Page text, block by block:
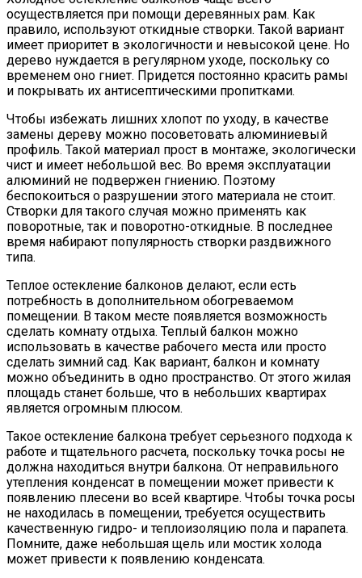
осуществляется при помощи деревянных рам. Как
правило, используют откидные створки. Такой вариант
имеет приоритет в экологичности и невысокой цене. Но
дерево нуждается в регулярном уходе, поскольку со
временем оно гниет. Придется постоянно красить рамы
и покрывать их антисептическими пропитками.
Чтобы избежать лишних хлопот по уходу, в качестве
замены дереву можно посоветовать алюминиевый
профиль. Такой материал прост в монтаже, экологически
чист и имеет небольшой вес. Во время эксплуатации
алюминий не подвержен гниению. Поэтому
беспокоиться о разрушении этого материала не стоит.
Створки для такого случая можно применять как
поворотные, так и поворотно-откидные. В последнее
время набирают популярность створки раздвижного
типа.
Теплое остекление балконов делают, если есть
потребность в дополнительном обогреваемом
помещении. В таком месте появляется возможность
сделать комнату отдыха. Теплый балкон можно
использовать в качестве рабочего места или просто
сделать зимний сад. Как вариант, балкон и комнату
можно объединить в одно пространство. От этого жилая
площадь станет больше, что в небольших квартирах
является огромным плюсом.
Такое остекление балкона требует серьезного подхода к
работе и тщательного расчета, поскольку точка росы не
должна находиться внутри балкона. От неправильного
утепления конденсат в помещении может привести к
появлению плесени во всей квартире. Чтобы точка росы
не находилась в помещении, требуется осуществить
качественную гидро- и теплоизоляцию пола и парапета.
Помните, даже небольшая щель или мостик холода
может привести к появлению конденсата.